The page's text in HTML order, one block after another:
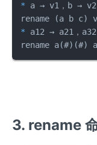
* a → v1，b →
* a12 → a21，
rename a(#)(#)
3. rename